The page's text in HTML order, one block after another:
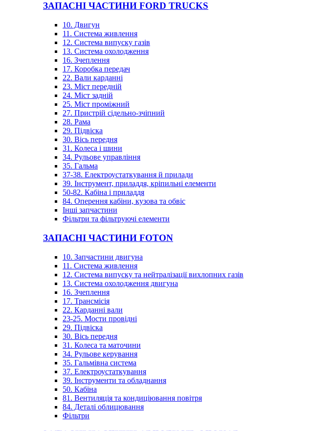
ЗАПАСНІ ЧАСТИНИ FORD TRUCKS
10. Двигун
11. Система живлення
12. Система випуску газів
13. Система охолодження
16. Зчеплення
17. Коробка передач
22. Вали карданні
23. Міст передній
24. Міст задній
25. Міст проміжний
27. Пристрій сідельно-зчіпний
28. Рама
29. Підвіска
30. Вісь передня
31. Колеса і шини
34. Рульове управління
35. Гальма
37-38. Електроустаткування й прилади
39. Інструмент, приладдя, кріпильні елементи
50-82. Кабіна і приладдя
84. Оперення кабіни, кузова та обвіс
Інші запчастини
Фільтри та фільтруючі елементи
ЗАПАСНІ ЧАСТИНИ FOTON
10. Запчастини двигуна
11. Система живлення
12. Система випуску та нейтралізації вихлопних газів
13. Система охолодження двигуна
16. Зчеплення
17. Трансмісія
22. Карданні вали
23-25. Мости провідні
29. Підвіска
30. Вісь передня
31. Колеса та маточини
34. Рульове керування
35. Гальмівна система
37. Електроустаткування
39. Інструменти та обладнання
50. Кабіна
81. Вентиляція та кондиціювання повітря
84. Деталі облицювання
Фільтри